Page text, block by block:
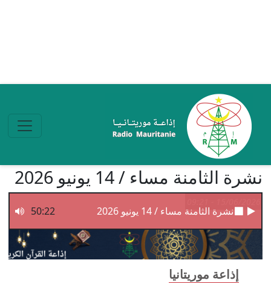
نشرة الثامنة مساء / 14 يونيو 2026
نشرة الثامنة مساء / 14 يونيو 2026 50:22
إذاعة موريتانيا